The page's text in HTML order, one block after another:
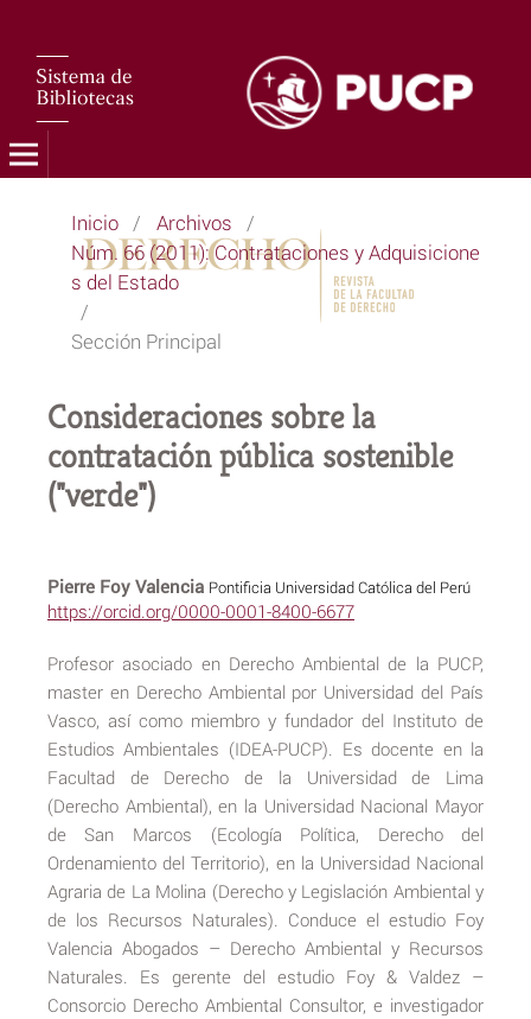
Inicio / Archivos /
Núm. 66 (2011): Contrataciones y Adquisicione
s del Estado
/
Sección Principal
Consideraciones sobre la
contratación pública sostenible
("verde")
Pierre Foy Valencia Pontificia Universidad Católica del Perú
https://orcid.org/0000-0001-8400-6677
Profesor asociado en Derecho Ambiental de la PUCP,
master en Derecho Ambiental por Universidad del País
Vasco, así como miembro y fundador del Instituto de
Estudios Ambientales (IDEA-PUCP). Es docente en la
Facultad de Derecho de la Universidad de Lima
(Derecho Ambiental), en la Universidad Nacional Mayor
de San Marcos (Ecología Política, Derecho del
Ordenamiento del Territorio), en la Universidad Nacional
Agraria de La Molina (Derecho y Legislación Ambiental y
de los Recursos Naturales). Conduce el estudio Foy
Valencia Abogados – Derecho Ambiental y Recursos
Naturales. Es gerente del estudio Foy & Valdez –
Consorcio Derecho Ambiental Consultor, e investigador